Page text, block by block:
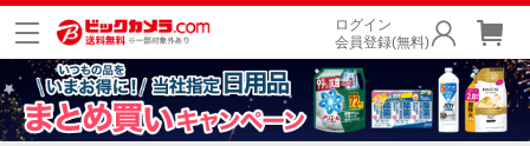
ログイン
会員登録(無料)